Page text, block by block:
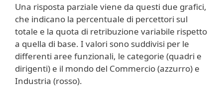
Una risposta parziale viene da questi due grafici,
che indicano la percentuale di percettori sul
totale e la quota di retribuzione variabile rispetto
a quella di base. I valori sono suddivisi per le
differenti aree funzionali, le categorie (quadri e
dirigenti) e il mondo del Commercio (azzurro) e
Industria (rosso).